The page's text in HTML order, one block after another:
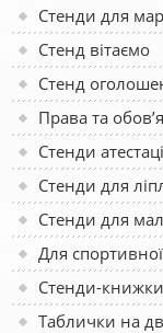
Стенди для
Стенд вітаємо
Стенд
Права та
Стенди
Стенди для
Стенди для
Для
Стенди-книжки
Таблички на